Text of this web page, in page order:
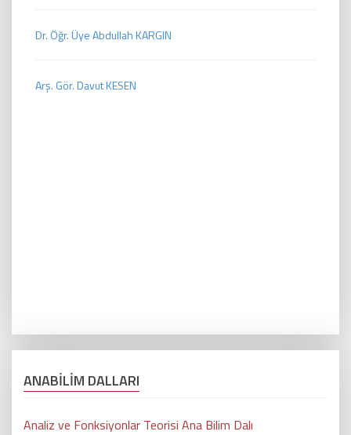
Dr. Öğr. Üye Abdullah KARGIN
Arş. Gör. Davut KESEN
ANABİLİM DALLARI
Analiz ve Fonksiyonlar Teorisi Ana Bilim Dalı